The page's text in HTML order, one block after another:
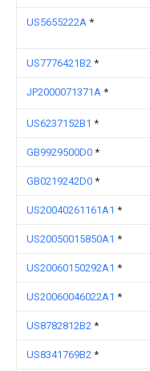
US5655222A *
US7776421B2 *
JP2000071371A *
US6237152B1 *
GB9929500D0 *
GB0219242D0 *
US20040261161A1 *
US20050015850A1 *
US20060150292A1 *
US20060046022A1 *
US8782812B2 *
US8341769B2 *